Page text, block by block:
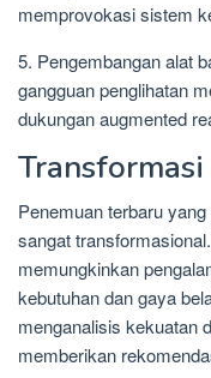
memprovokasi sistem
5. Pengembangan alat
gangguan penglihatan
dukungan augmented
Penemuan terbaru
sangat
memungkinkan
kebutuhan dan gaya
menganalisis kekuatan
memberikan